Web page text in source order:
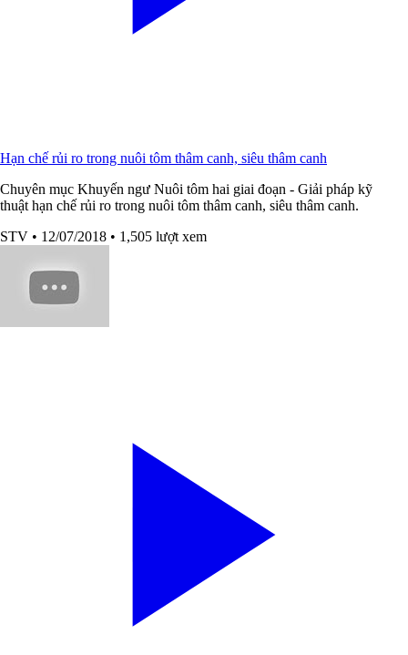
Hạn chế rủi ro trong nuôi tôm thâm canh, siêu thâm canh
Chuyên mục Khuyến ngư Nuôi tôm hai giai đoạn - Giải pháp kỹ
thuật hạn chế rủi ro trong nuôi tôm thâm canh, siêu thâm canh.
STV • 12/07/2018 • 1,505 lượt xem